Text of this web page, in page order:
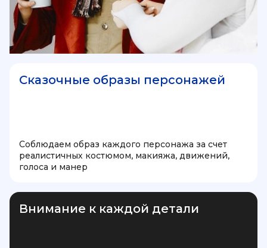
Сказочные образы персонажей
Соблюдаем образ каждого персонажа за счет
реалистичных костюмом, макияжа, движений,
голоса и манер
Внимание к каждой детали